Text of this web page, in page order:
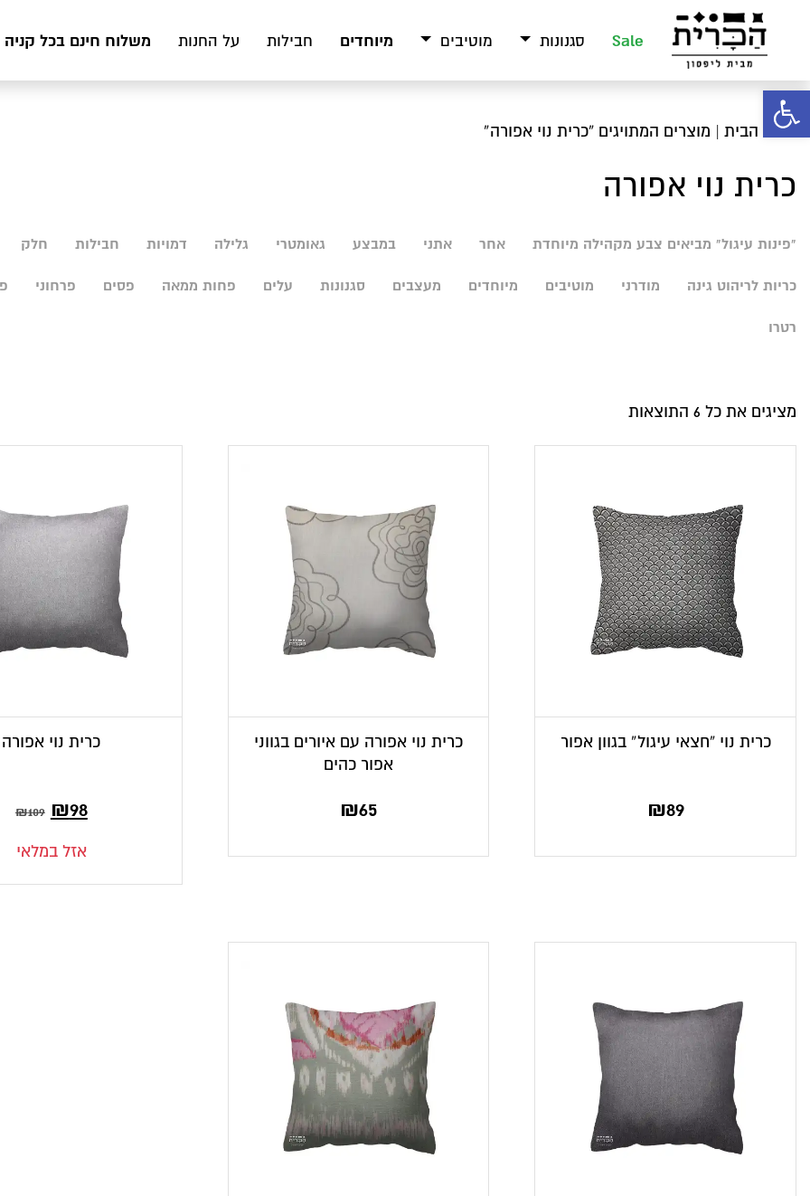
פתח סרגל נגישות
Sale סגנונות מוטיבים מיוחדים חבילות על החנות משלוח חינם בכל קניה מעל 199 ₪
עמוד הבית | מוצרים המתויגים “כרית נוי אפורה”
כרית נוי אפורה
"פינות עיגול" מביאים צבע מקהילה מיוחדת אחר אתני במבצע גאומטרי גלילה דמויות חבילות חלק
כריות לריהוט גינה מודרני מוטיבים מיוחדים מעצבים סגנונות עלים פחות ממאה פסים פרחוני
רטרו
מציגים את כל ⁦6⁩ התוצאות
כרית נוי “חצאי עיגול” בגוון אפור
₪89
כרית נוי אפורה עם איורים בגווני
אפור כהים
₪65
כרית נוי אפורה
₪109 המחיר
המקורי
₪98המחיר
הנוכחיאזל במלאי